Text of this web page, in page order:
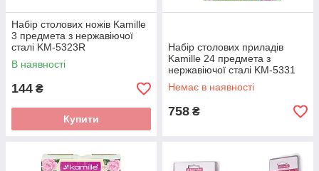
Набір столових ножів Kamille
3 предмета з нержавіючої
сталі KM-5323R
В наявності
144 ₴
Купити
Набір столових приладів
Kamille 24 предмета з
нержавіючої сталі KM-5331
Немає в наявності
758 ₴